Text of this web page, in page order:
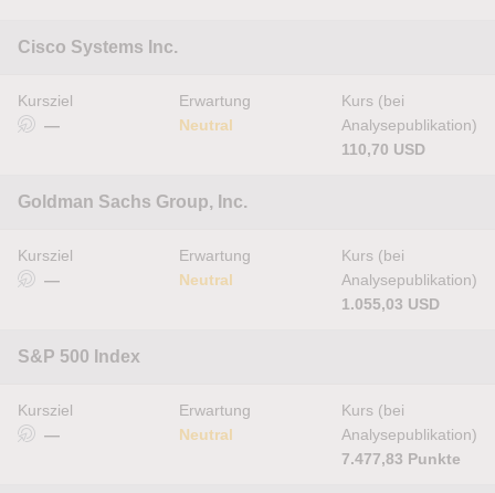
Cisco Systems Inc.
Kursziel
—
Erwartung
Neutral
Kurs (bei
Analysepublikation)
110,70 USD
Goldman Sachs Group, Inc.
Kursziel
—
Erwartung
Neutral
Kurs (bei
Analysepublikation)
1.055,03 USD
S&P 500 Index
Kursziel
—
Erwartung
Neutral
Kurs (bei
Analysepublikation)
7.477,83 Punkte